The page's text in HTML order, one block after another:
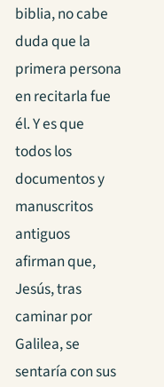
biblia, no cabe
duda que la
primera persona
en recitarla fue
él. Y es que
todos los
documentos y
manuscritos
antiguos
afirman que,
Jesús, tras
caminar por
Galilea, se
sentaría con sus